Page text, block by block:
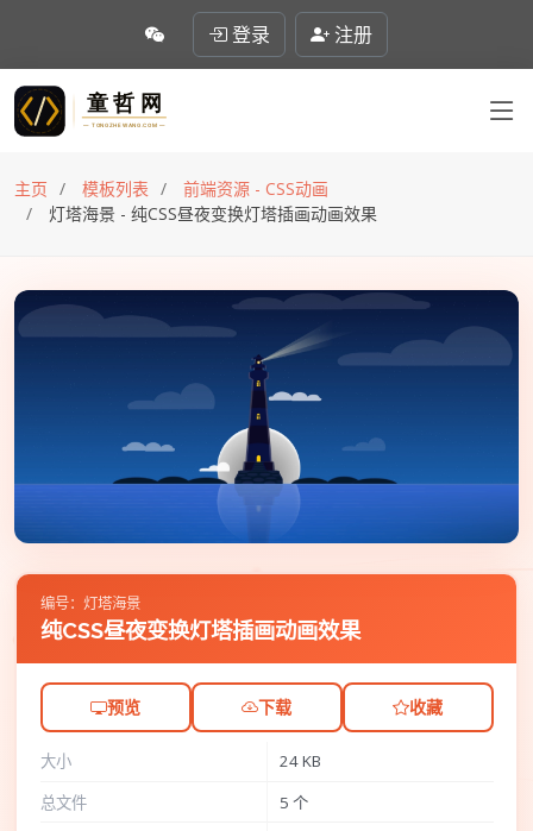
登录 注册
主页 模板列表
前端资源 - CSS动画
灯塔海景 - 纯CSS昼夜变换灯塔插画动画效果
编号：灯塔海景
纯CSS昼夜变换灯塔插画动画效果
预览 下载 收藏
大小
24 KB
总文件
5 个